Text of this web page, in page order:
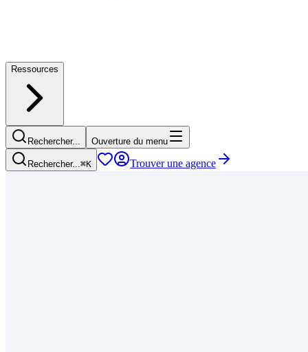
Ressources
Rechercher... Ouverture du menu
Rechercher...⌘K Trouver une agence